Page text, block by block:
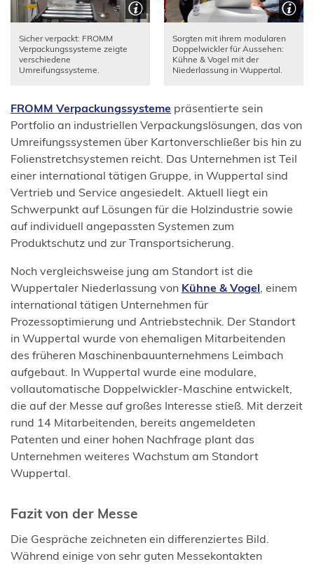
Sicher verpackt: FROMM
Verpackungssysteme zeigte
verschiedene
Umreifungssysteme.
Sorgten mit ihrem modularen
Doppelwickler für Aussehen:
Kühne & Vogel mit der
Niederlassung in Wuppertal.
FROMM Verpackungssysteme
(Öffnet
einem
neuen
Tab)
präsentierte sein
Portfolio an industriellen Verpackungslösungen, das von
Umreifungssystemen über Kartonverschließer bis hin zu
Folienstretchsystemen reicht. Das Unternehmen ist Teil
einer international tätigen Gruppe, in Wuppertal sind
Vertrieb und Service angesiedelt. Aktuell liegt ein
Schwerpunkt auf Lösungen für die Holzindustrie sowie
auf individuell angepassten Systemen zum
Produktschutz und zur Transportsicherung.
Noch vergleichsweise jung am Standort ist die
Wuppertaler Niederlassung von Kühne & Vogel
(Öffnet
einem
neuen
Tab)
, einem
international tätigen Unternehmen für
Prozessoptimierung und Antriebstechnik. Der Standort
in Wuppertal wurde von ehemaligen Mitarbeitenden
des früheren Maschinenbauunternehmens Leimbach
aufgebaut. In Wuppertal wurde eine modulare,
vollautomatische Doppelwickler-Maschine entwickelt,
die auf der Messe auf großes Interesse stieß. Mit derzeit
rund 14 Mitarbeitenden, bereits angemeldeten
Patenten und einer hohen Nachfrage plant das
Unternehmen weiteres Wachstum am Standort
Wuppertal.
Fazit von der Messe
Die Gespräche zeichneten ein differenziertes Bild.
Während einige von sehr guten Messekontakten